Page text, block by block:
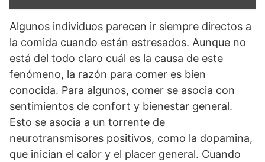
Algunos individuos parecen ir siempre directos a
la comida cuando están estresados. Aunque no
está del todo claro cuál es la causa de este
fenómeno, la razón para comer es bien
conocida. Para algunos, comer se asocia con
sentimientos de confort y bienestar general.
Esto se asocia a un torrente de
neurotransmisores positivos, como la dopamina,
que inician el calor y el placer general. Cuando